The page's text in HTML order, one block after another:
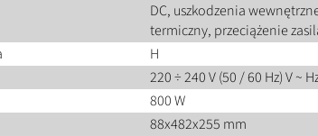
DC, uszkodzenia
termiczny, przeciążenie
H
220 ÷ 240 V (50 / 60 Hz) V ~
800 W
88x482x255 mm